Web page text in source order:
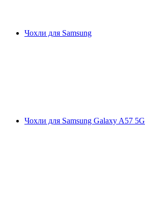
Чохли для Samsung
Чохли для Samsung Galaxy A57 5G